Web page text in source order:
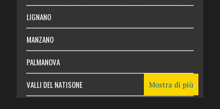
LIGNANO
MANZANO
PALMANOVA
VALLI DEL NATISONE Mostra di più